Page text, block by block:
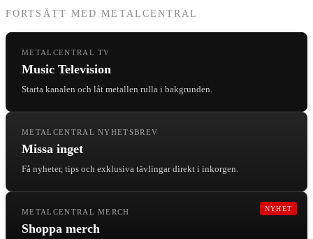
FORTSÄTT MED METALCENTRAL
METALCENTRAL TV
Music Television
Starta kanalen och låt metallen rulla i bakgrunden.
METALCENTRAL NYHETSBREV
Missa inget
Få nyheter, tips och exklusiva tävlingar direkt i inkorgen.
NYHET
METALCENTRAL MERCH
Shoppa merch